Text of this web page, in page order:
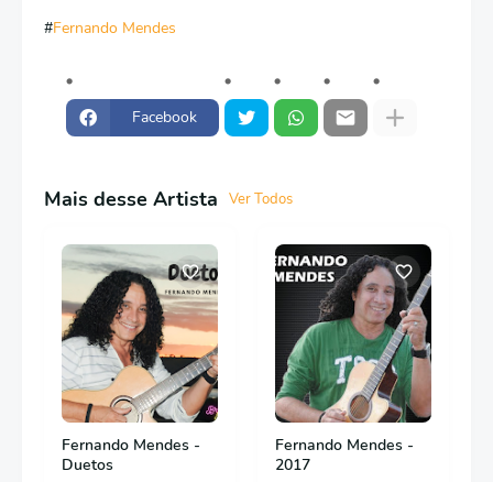
Fernando Mendes
Facebook
Mais desse Artista Ver Todos
Fernando Mendes -
Duetos
Fernando Mendes -
2017